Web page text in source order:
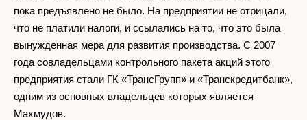
пока предъявлено не было. На предприятии не отрицали,
что не платили налоги, и ссылались на то, что это была
вынужденная мера для развития производства. С 2007
года совладельцами контрольного пакета акций этого
предприятия стали ГК «ТрансГрупп» и «Транскредитбанк»,
одним из основных владельцев которых является
Махмудов.